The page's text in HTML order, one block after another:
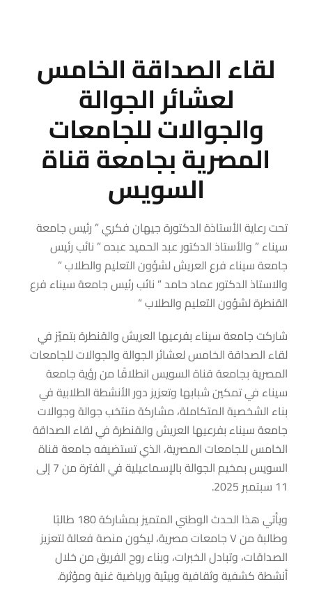
لقاء الصداقة الخامس
لعشائر الجوالة
والجوالات للجامعات
المصرية بجامعة قناة
السويس
تحت رعاية الأستاذة الدكتورة جيهان فكري ” رئيس جامعة
سيناء ” والأستاذ الدكتور عبد الحميد عبده ” نائب رئيس
جامعة سيناء فرع العريش لشؤون التعليم والطلاب ”
والاستاذ الدكتور عماد حامد ” نائب رئيس جامعة سيناء فرع
القنطرة لشؤون التعليم والطلاب “
شاركت جامعة سيناء بفرعيها العريش والقنطرة بتميّز في
لقاء الصداقة الخامس لعشائر الجوالة والجوالات للجامعات
المصرية بجامعة قناة السويس انطلاقًا من رؤية جامعة
سيناء في تمكين شبابها وتعزيز دور الأنشطة الطلابية في
بناء الشخصية المتكاملة، مشاركة منتخب جوالة وجوالات
جامعة سيناء بفرعيها العريش والقنطرة في لقاء الصداقة
الخامس للجامعات المصرية، الذي تستضيفه جامعة قناة
السويس بمخيم الجوالة بالإسماعيلية في الفترة من 7 إلى
11 سبتمبر 2025.
ويأتي هذا الحدث الوطني المتميز بمشاركة 180 طالبًا
وطالبة من ٧ جامعات مصرية، ليكون منصة فعالة لتعزيز
الصداقات، وتبادل الخبرات، وبناء روح الفريق من خلال
أنشطة كشفية وثقافية وبيئية ورياضية غنية ومؤثرة.